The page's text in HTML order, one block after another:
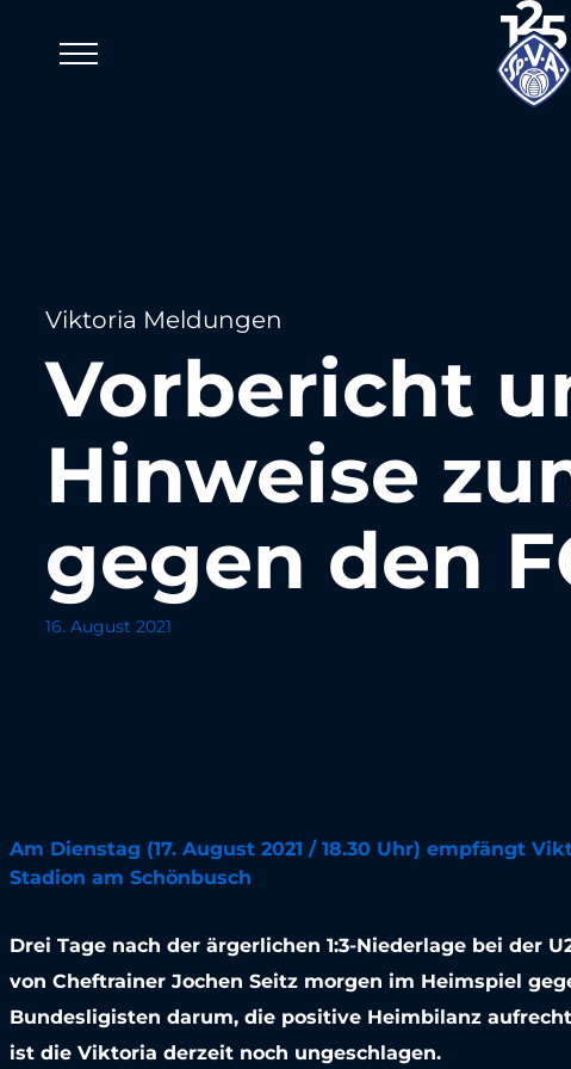
Viktoria Meldungen
Vorbericht
Hinweise
gegen den
16. August 2021
Am Dienstag (17. August 2021 / 18.30 Uhr) empfängt
Stadion am Schönbusch
Drei Tage nach der ärgerlichen 1:3-Niederlage bei der
von Cheftrainer Jochen Seitz morgen im Heimspiel
Bundesligisten darum, die positive Heimbilanz
ist die Viktoria derzeit noch ungeschlagen.